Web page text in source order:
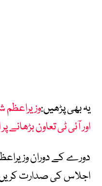
یہ بھی پڑھیں:وزیراعظم
اور آئی ٹی تعاون بڑھانے
دورے کے دوران
اجلاس کی صدارت